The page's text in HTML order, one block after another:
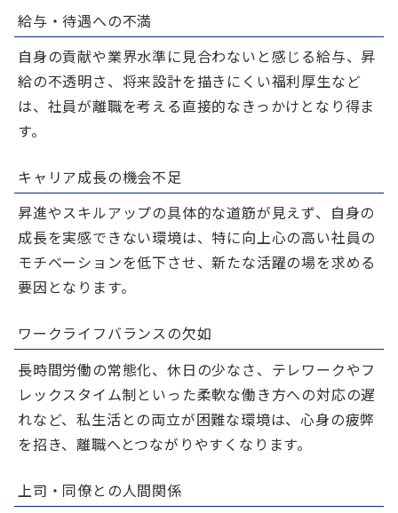
給与・待遇への不満
自身の貢献や業界水準に見合わないと感じる給与、昇
給の不透明さ、将来設計を描きにくい福利厚生など
は、社員が離職を考える直接的なきっかけとなり得ま
す。
キャリア成長の機会不足
昇進やスキルアップの具体的な道筋が見えず、自身の
成長を実感できない環境は、特に向上心の高い社員の
モチベーションを低下させ、新たな活躍の場を求める
要因となります。
ワークライフバランスの欠如
長時間労働の常態化、休日の少なさ、テレワークやフ
レックスタイム制といった柔軟な働き方への対応の遅
れなど、私生活との両立が困難な環境は、心身の疲弊
を招き、離職へとつながりやすくなります。
上司・同僚との人間関係